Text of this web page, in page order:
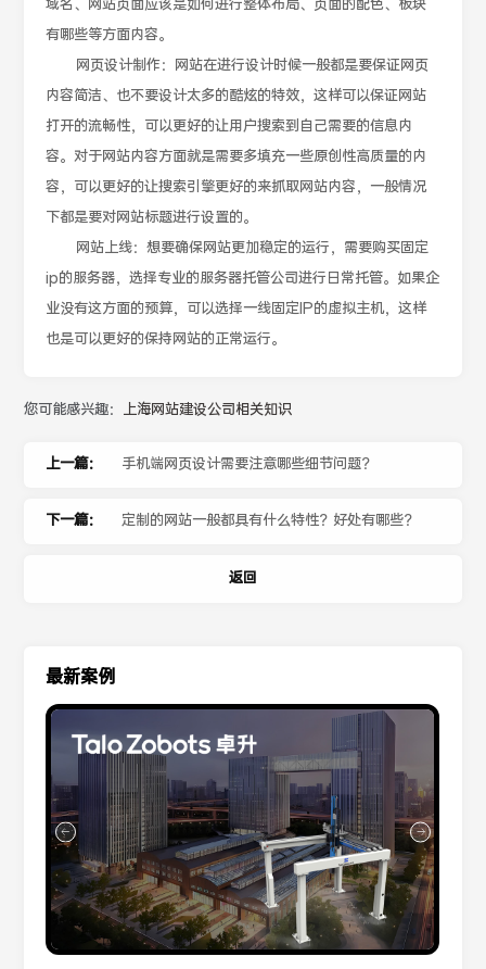
域名、网站页面应该是如何进行整体布局、页面的配色、板块
有哪些等方面内容。
网页设计制作：网站在进行设计时候一般都是要保证网页
内容简洁、也不要设计太多的酷炫的特效，这样可以保证网站
打开的流畅性，可以更好的让用户搜索到自己需要的信息内
容。对于网站内容方面就是需要多填充一些原创性高质量的内
容，可以更好的让搜索引擎更好的来抓取网站内容，一般情况
下都是要对网站标题进行设置的。
网站上线：想要确保网站更加稳定的运行，需要购买固定
ip的服务器，选择专业的服务器托管公司进行日常托管。如果企
业没有这方面的预算，可以选择一线固定IP的虚拟主机，这样
也是可以更好的保持网站的正常运行。
您可能感兴趣： 上海网站建设公司相关知识
上一篇： 手机端网页设计需要注意哪些细节问题？
下一篇： 定制的网站一般都具有什么特性？好处有哪些？
返回
最新案例